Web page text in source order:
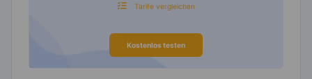
Tarife vergleichen
Kostenlos testen